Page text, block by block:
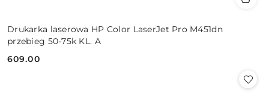
Drukarka laserowa HP Color LaserJet Pro M451dn
przebieg 50-75k KL. A
Cena:
609.00